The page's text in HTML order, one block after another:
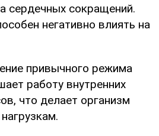
сердечных сокращений.
негативно влиять на
привычного режима
работу внутренних
что делает организм